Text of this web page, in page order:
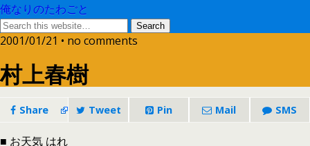
俺なりのたわごと
2001/01/21 • no comments
村上春樹
Share Tweet Pin Mail SMS
■ お天気 はれ